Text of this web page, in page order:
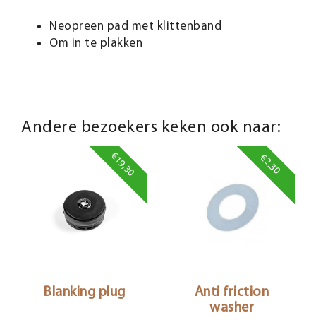
Neopreen pad met klittenband
Om in te plakken
Andere bezoekers keken ook naar:
€19,30
Blanking plug
€2,30
Anti friction
washer